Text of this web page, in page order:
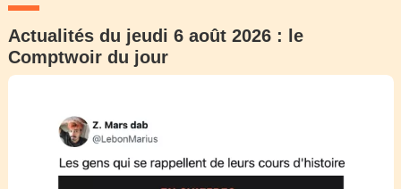
Actualités du jeudi 6 août 2026 : le
Comptwoir du jour